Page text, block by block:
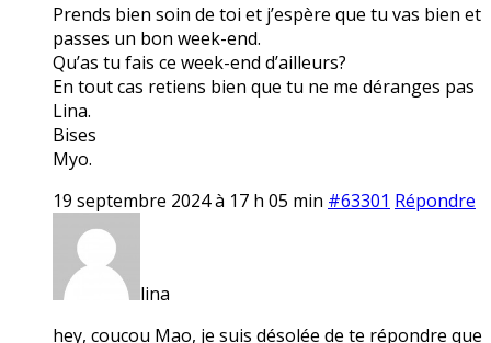
Prends bien soin de toi et j’espère que tu vas bien et
passes un bon week-end.
Qu’as tu fais ce week-end d’ailleurs?
En tout cas retiens bien que tu ne me déranges pas
Lina.
Bises
Myo.
19 septembre 2024 à 17 h 05 min #63301 Répondre
lina
hey, coucou Mao, je suis désolée de te répondre que